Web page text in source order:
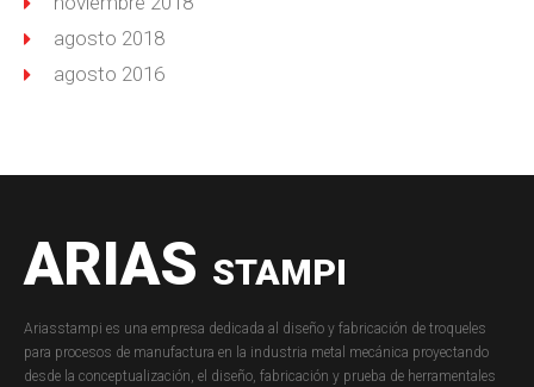
agosto 2018
agosto 2016
ARIAS STAMPI
Ariasstampi es una empresa dedicada al diseño y fabricación de troqueles
para procesos de manufactura en la industria metal mecánica proyectando
desde la conceptualización, el diseño, fabricación y prueba de herramentales